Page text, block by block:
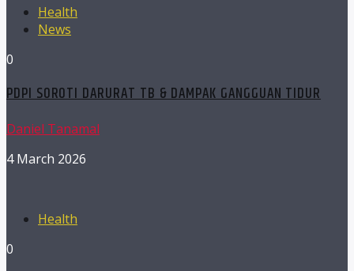
Health
News
0
PDPI SOROTI DARURAT TB & DAMPAK GANGGUAN TIDUR
Daniel Tanamal
4 March 2026
Health
0